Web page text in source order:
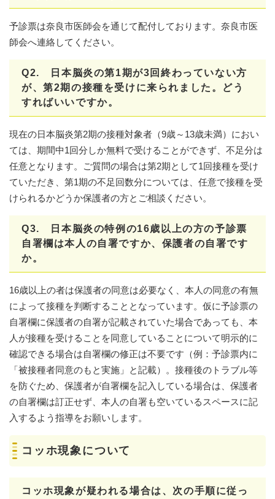
予診票は奈良市医師会を通じて配付しております。奈良市医
師会へ連絡してください。
Q2. 日本脳炎の第1期が3回終わっていない方
が、第2期の接種を受けに来られました。どう
すればいいですか。
現在の日本脳炎第2期の接種対象者（9歳～13歳未満）におい
ては、期間中1回分しか無料で受けることができず、不足分は
任意となります。ご質問の場合は第2期として1回接種を受け
ていただき、第1期の不足回数分については、任意で接種を受
けられるかどうか保護者の方とご相談ください。
Q3. 日本脳炎の特例の16歳以上の方の予診票
自署欄は本人の自署ですか、保護者の自署です
か。
16歳以上の者は保護者の同意は必要なく、本人の同意の有無
によって接種を判断することとなっています。仮に予診票の
自署欄に保護者の自署が記載されていた場合であっても、本
人が接種を受けることを同意していることについて明示的に
確認できる場合は自署欄の修正は不要です（例：予診票内に
「被接種者同意のもと実施」と記載）。接種後のトラブル等
を防ぐため、保護者が自署欄を記入している場合は、保護者
の自署欄は訂正せず、本人の自署も空いているスペースに記
入するよう指導をお願いします。
コッホ現象について
コッホ現象が疑われる場合は、次の手順に従っ